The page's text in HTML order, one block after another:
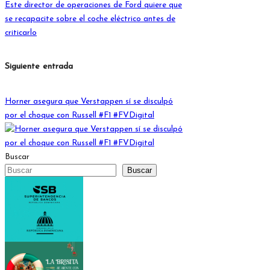
Este director de operaciones de Ford quiere que
se recapacite sobre el coche eléctrico antes de
criticarlo
Siguiente entrada
Horner asegura que Verstappen sí se disculpó
por el choque con Russell #F1 #FVDigital
Buscar
Buscar